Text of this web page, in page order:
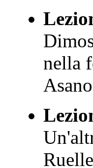
nella